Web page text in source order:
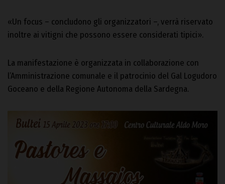
«Un focus – concludono gli organizzatori –, verrà riservato
inoltre ai vitigni che possono essere considerati tipici».
La manifestazione è organizzata in collaborazione con
l’Amministrazione comunale e il patrocinio del Gal Logudoro
Goceano e della Regione Autonoma della Sardegna.